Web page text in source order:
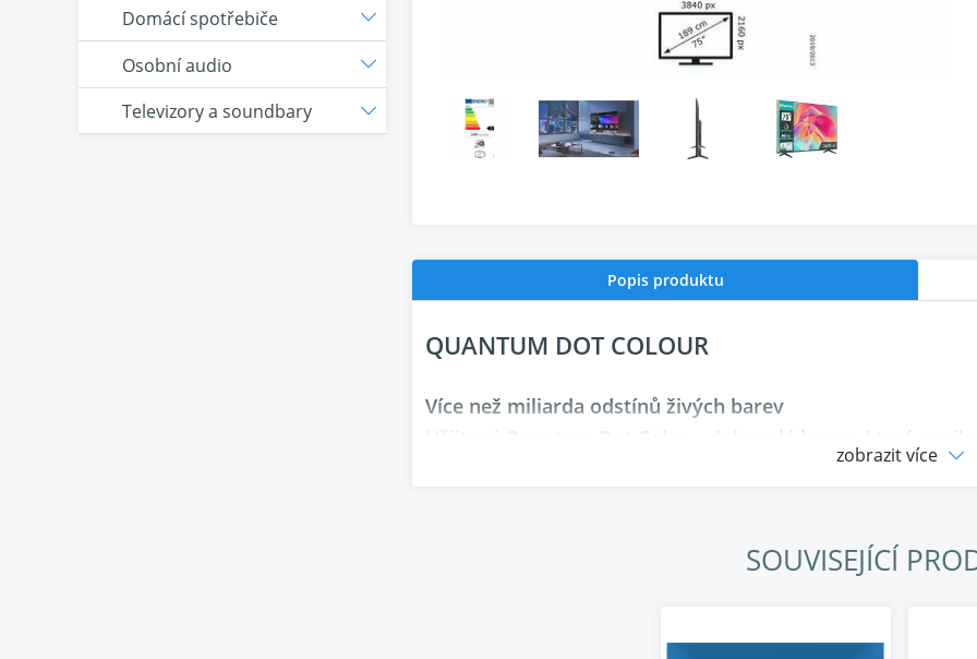
Popis produktu
QUANTUM DOT COLOUR
Více než miliarda odstínů živých barev
Užijte si Quantum Dot Color – dokonalé barvy, které
nejsytější. Díky tomu je každý snímek bohatý, živý a
zobrazit více
SOUVISEJÍCÍ
Domácí spotřebiče
Osobní audio
Televizory a soundbary